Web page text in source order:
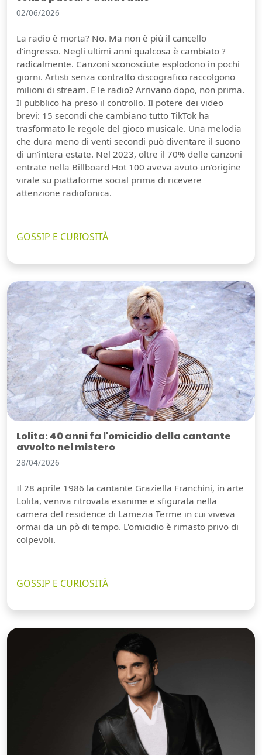
02/06/2026
La radio è morta? No. Ma non è più il cancello
d'ingresso. Negli ultimi anni qualcosa è cambiato ?
radicalmente. Canzoni sconosciute esplodono in pochi
giorni. Artisti senza contratto discografico raccolgono
milioni di stream. E le radio? Arrivano dopo, non prima.
Il pubblico ha preso il controllo. Il potere dei video
brevi: 15 secondi che cambiano tutto TikTok ha
trasformato le regole del gioco musicale. Una melodia
che dura meno di venti secondi può diventare il suono
di un'intera estate. Nel 2023, oltre il 70% delle canzoni
entrate nella Billboard Hot 100 aveva avuto un'origine
virale su piattaforme social prima di ricevere
attenzione radiofonica.
GOSSIP E CURIOSITÀ
Lolita: 40 anni fa l'omicidio della cantante
avvolto nel mistero
28/04/2026
Il 28 aprile 1986 la cantante Graziella Franchini, in arte
Lolita, veniva ritrovata esanime e sfigurata nella
camera del residence di Lamezia Terme in cui viveva
ormai da un pò di tempo. L'omicidio è rimasto privo di
colpevoli.
GOSSIP E CURIOSITÀ